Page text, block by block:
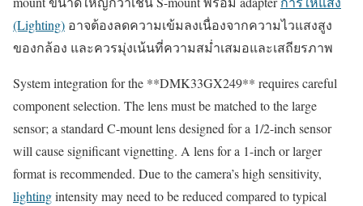
(Lighting) อาจต้องลดความเข้มลงเนื่องจากความไวแสงสูง
ของกล้อง และควรมุ่งเน้นที่ความสม่ำเสมอและเสถียรภาพ
System integration for the **DMK33GX249** requires careful
component selection. The lens must be matched to the large
sensor; a standard C-mount lens designed for a 1/2-inch sensor
will cause significant vignetting. A lens for a 1-inch or larger
format is recommended. Due to the camera’s high sensitivity,
lightingintensity may need to be reduced compared to typical